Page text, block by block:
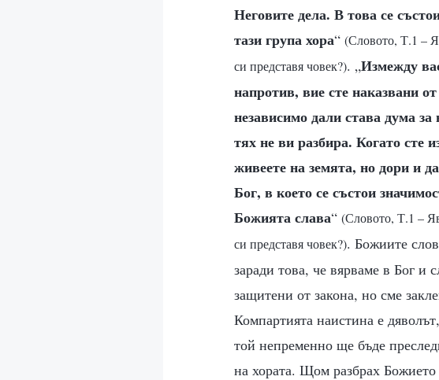
Неговите дела. В това се
тази група хора“ (Словото, Т.1 –
си представя човек?). „Измежду
напротив, вие сте наказвани
независимо дали става дума
тях не ви разбира. Когато сте
живеете на земята, но дори и
Бог, в което се състои
Божията слава“ (Словото, Т.1 –
си представя човек?). Божиите
заради това, че вярваме в Бог и
защитени от закона, но сме
Компартията наистина е
той непременно ще бъде
на хората. Щом разбрах